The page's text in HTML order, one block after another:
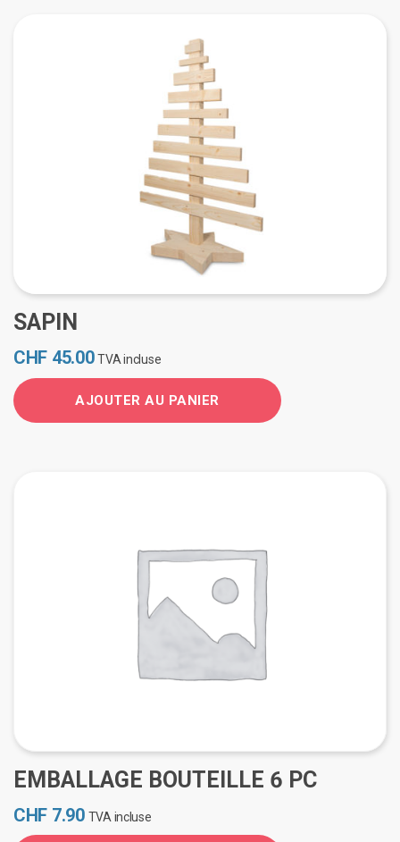
SAPIN
CHF 45.00 TVA incluse
AJOUTER AU PANIER
EMBALLAGE BOUTEILLE 6 PC
CHF 7.90 TVA incluse